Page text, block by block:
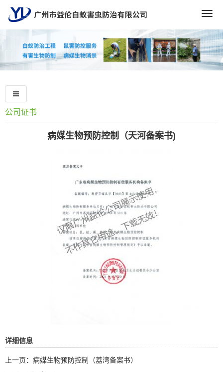
公司证书
病媒生物预防控制（天河备案书)
详细信息
上一页： 病媒生物预防控制（荔湾备案书）